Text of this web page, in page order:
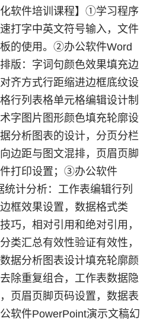
化软件培训课程】①学习程序
打字中英文符号输入，文件
的使用。②办公软件Word
版：字词句颜色效果填充边
齐方式行距缩进边框底纹设
行列表格单元格编辑设计制
字图片图形颜色填充轮廓设
分析图表的设计，分页分栏
边距与图文混排，页眉页脚
打印设置；③办公软件
计分析：工作表编辑行列
框效果设置，数据格式类
巧，相对引用和绝对引用，
类汇总有效性验证有效性，
据分析图表设计填充轮廓颜
除重复组合，工作表数据隐
页眉页脚页码设置，数据表
软件PowerPoint演示文稿幻